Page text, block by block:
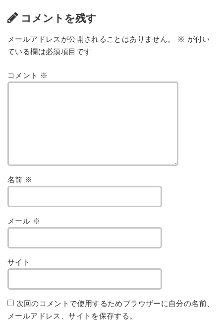
コメントを残す
メールアドレスが公開されることはありません。 ※ が付い
ている欄は必須項目です
コメント ※
名前 ※
メール ※
サイト
次回のコメントで使用するためブラウザーに自分の名前、
メールアドレス、サイトを保存する。